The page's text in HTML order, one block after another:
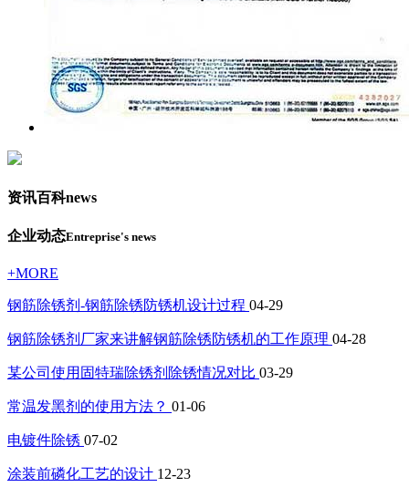
资讯百科news
企业动态Entreprise's news
+MORE
钢筋除锈剂-钢筋除锈防锈机设计过程 04-29
钢筋除锈剂厂家来讲解钢筋除锈防锈机的工作原理 04-28
某公司使用固特瑞除锈剂除锈情况对比 03-29
常温发黑剂的使用方法？ 01-06
电镀件除锈 07-02
涂装前磷化工艺的设计 12-23